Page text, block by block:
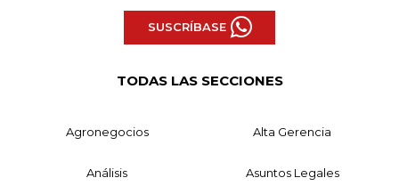
SUSCRÍBASE
TODAS LAS SECCIONES
Agronegocios Alta Gerencia
Análisis Asuntos Legales